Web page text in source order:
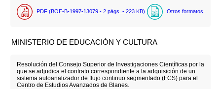
PDF (BOE-B-1997-13079 - 2 págs. - 223 KB) Otros formatos
MINISTERIO DE EDUCACIÓN Y CULTURA
Resolución del Consejo Superior de Investigaciones Científicas por la
que se adjudica el contrato correspondiente a la adquisición de un
sistema autoanalizador de flujo continuo segmentado (FCS) para el
Centro de Estudios Avanzados de Blanes.